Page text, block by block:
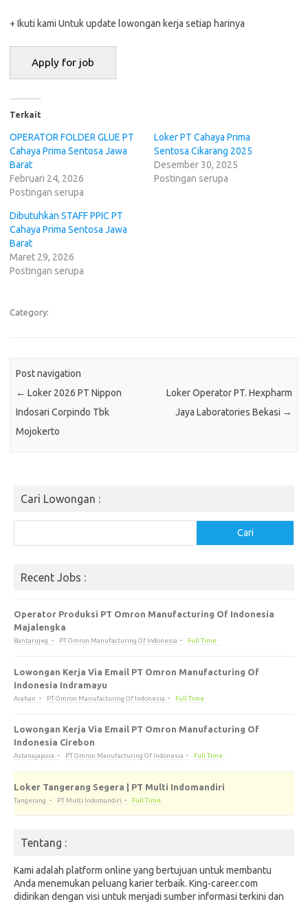
+ Ikuti kami Untuk update lowongan kerja setiap harinya
Terkait
OPERATOR FOLDER GLUE PT
Cahaya Prima Sentosa Jawa
Barat
Februari 24, 2026
Postingan serupa
Loker PT Cahaya Prima
Sentosa Cikarang 2025
Desember 30, 2025
Postingan serupa
Dibutuhkan STAFF PPIC PT
Cahaya Prima Sentosa Jawa
Barat
Maret 29, 2026
Postingan serupa
Category:
Post navigation
← Loker 2026 PT Nippon
Indosari Corpindo Tbk
Mojokerto
Loker Operator PT. Hеxрhаrm
Jaya Lаbоrаtоrіеѕ Bekasi →
Cari Lowongan :
Cari
Recent Jobs :
Operator Produksi PT Omron Manufacturing Of Indonesia
Majalengka
Bantarujeg PT Omron Manufacturing Of Indonesia Full Time
Lowongan Kerja Via Email PT Omron Manufacturing Of
Indonesia Indramayu
Arahan PT Omron Manufacturing Of Indonesia Full Time
Lowongan Kerja Via Email PT Omron Manufacturing Of
Indonesia Cirebon
Astanajapura PT Omron Manufacturing Of Indonesia Full Time
Loker Tangerang Segera | PT Multi Indomandiri
Tangerang PT Multi Indomandiri Full Time
Tentang :
Kami adalah platform online yang bertujuan untuk membantu
Anda menemukan peluang karier terbaik. King-career.com
didirikan dengan visi untuk menjadi sumber informasi terkini dan